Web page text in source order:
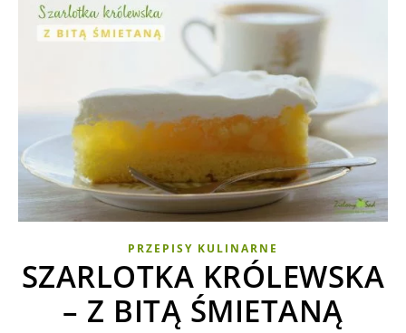
PRZEPISY KULINARNE
SZARLOTKA KRÓLEWSKA
– Z BITĄ ŚMIETANĄ